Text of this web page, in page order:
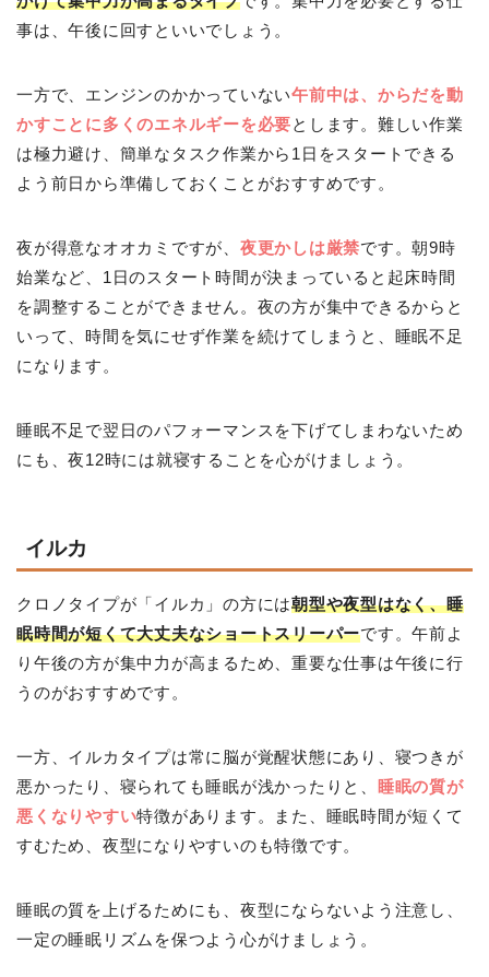
事は、午後に回すといいでしょう。
一方で、エンジンのかかっていない午前中は、からだを動
かすことに多くのエネルギーを必要とします。難しい作業
は極力避け、簡単なタスク作業から1日をスタートできる
よう前日から準備しておくことがおすすめです。
夜が得意なオオカミですが、 夜更かしは厳禁です。朝9時
始業など、1日のスタート時間が決まっていると起床時間
を調整することができません。夜の方が集中できるからと
いって、時間を気にせず作業を続けてしまうと、睡眠不足
になります。
睡眠不足で翌日のパフォーマンスを下げてしまわないため
にも、夜12時には就寝することを心がけましょう。
イルカ
クロノタイプが「イルカ」の方には朝型や夜型はなく、睡
眠時間が短くて大丈夫なショートスリーパーです。午前よ
り午後の方が集中力が高まるため、重要な仕事は午後に行
うのがおすすめです。
一方、イルカタイプは常に脳が覚醒状態にあり、寝つきが
悪かったり、寝られても睡眠が浅かったりと、
睡眠の質が
悪くなりやすい特徴があります。また、睡眠時間が短くて
すむため、夜型になりやすいのも特徴です。
睡眠の質を上げるためにも、夜型にならないよう注意し、
一定の睡眠リズムを保つよう心がけましょう。